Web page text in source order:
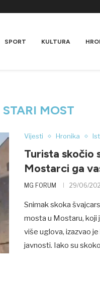
SPORT KULTURA
STARI MOST
Vijesti Hronika
Turista skočio
Mostarci ga
MG FORUM 29/06/
Snimak skoka
mosta u Mostaru, koji
više uglova, izazvao
javnosti. Iako su